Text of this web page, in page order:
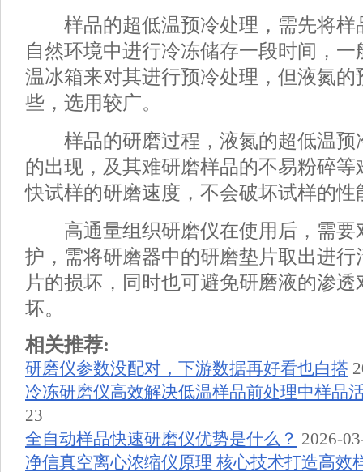
样品的超低温预冷处理，需先将样
自然环境中进行冷冻储存一段时间，
温冰箱来对其进行预冷处理，但液氮的
些，选用较广。
样品的研磨过程，液氮的超低温预
的出现，及其难研磨样品的不易粉碎
快试样的研磨速度，不会破坏试样的性
高通量组织研磨仪在使用后，需要
护，需将研磨器中的研磨垫片取出进行
片的损坏，同时也可避免研磨液的渗
坏。
相关推荐:
研磨仪参数没配对，下游数据再好看也白搭
冷冻研磨仪高效解决低温样品前处理中样品
23
全自动样品快速研磨仪优势是什么？ 2026-
净信真空离心浓缩仪原理 核心技术打造高效